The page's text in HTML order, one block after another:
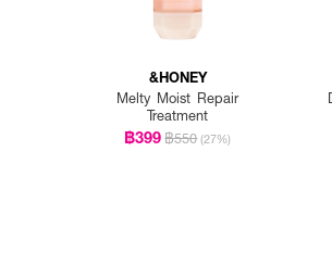
&HONEY
Melty Moist Repair
Treatment
฿399฿550 (27%)